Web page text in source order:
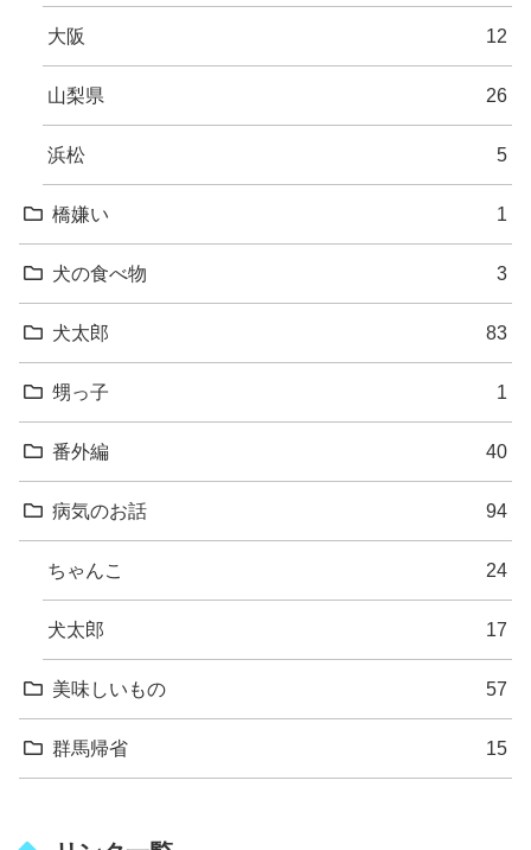
大阪 12
山梨県 26
浜松 5
橋嫌い 1
犬の食べ物 3
犬太郎 83
甥っ子 1
番外編 40
病気のお話 94
ちゃんこ 24
犬太郎 17
美味しいもの 57
群馬帰省 15